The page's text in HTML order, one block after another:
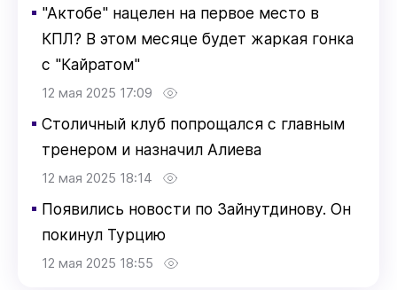
▪ "Актобе" нацелен на первое место в
КПЛ? В этом месяце будет жаркая гонка
с "Кайратом"
12 мая 2025 17:09
▪ Столичный клуб попрощался с главным
тренером и назначил Алиева
12 мая 2025 18:14
▪ Появились новости по Зайнутдинову. Он
покинул Турцию
12 мая 2025 18:55